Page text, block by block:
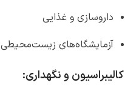
داروسازی و غذایی
آزمایشگاه‌های زیست‌محیطی
کالیبراسیون و نگهداری: